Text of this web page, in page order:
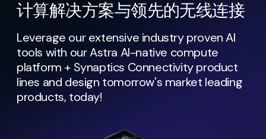
计算解决方案与领先的无线连接
Leverage our extensive industry proven AI
tools with our Astra AI-native compute
platform + Synaptics Connectivity product
lines and design tomorrow's market leading
products, today!